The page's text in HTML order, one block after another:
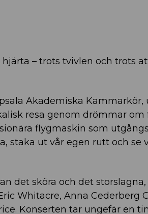
– trots tvivlen och trots
Akademiska Kammarkör,
resa genom drömmar
flygmaskin som
staka ut vår egen rutt och se
det sköra och det
Whitacre, Anna Cederberg
Konserten tar ungefär en